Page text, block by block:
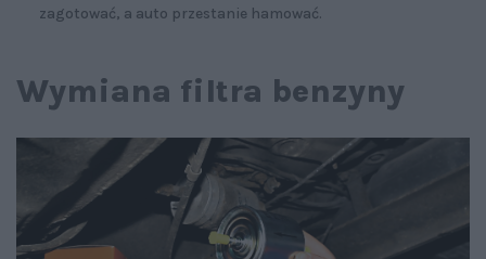
zagotować, a auto przestanie hamować.
Wymiana filtra benzyny